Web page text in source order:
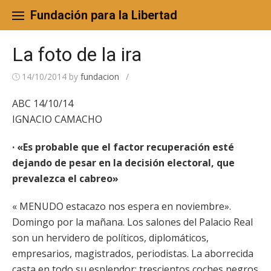
content
Fundación para la Libertad
La foto de la ira
14/10/2014 by fundacion /
ABC 14/10/14
IGNACIO CAMACHO
· «Es probable que el factor recuperación esté
dejando de pesar en la decisión electoral, que
prevalezca el cabreo»
« MENUDO estacazo nos espera en noviembre».
Domingo por la mañana. Los salones del Palacio Real
son un hervidero de políticos, diplomáticos,
empresarios, magistrados, periodistas. La aborrecida